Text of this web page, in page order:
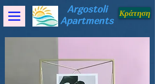
Argostoli
Apartments
Κράτηση